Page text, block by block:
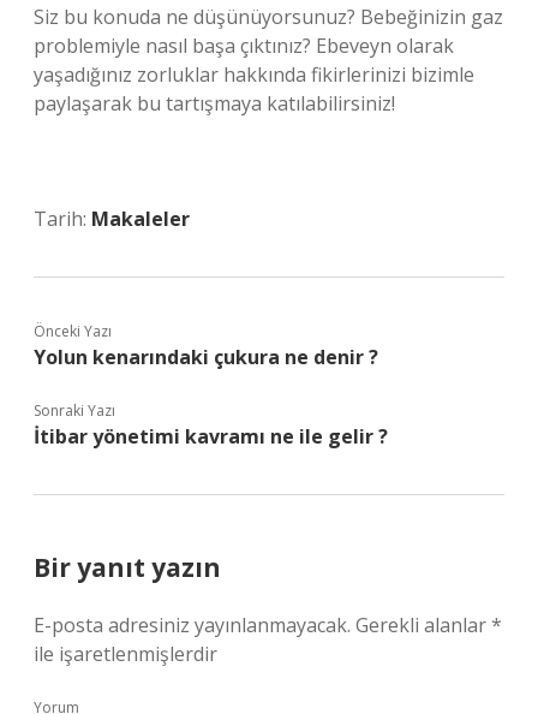
Siz bu konuda ne düşünüyorsunuz? Bebeğinizin gaz
problemiyle nasıl başa çıktınız? Ebeveyn olarak
yaşadığınız zorluklar hakkında fikirlerinizi bizimle
paylaşarak bu tartışmaya katılabilirsiniz!
Tarih: Makaleler
Önceki Yazı
Yolun kenarındaki çukura ne denir ?
Sonraki Yazı
İtibar yönetimi kavramı ne ile gelir ?
Bir yanıt yazın
E-posta adresiniz yayınlanmayacak. Gerekli alanlar*
ile işaretlenmişlerdir
Yorum